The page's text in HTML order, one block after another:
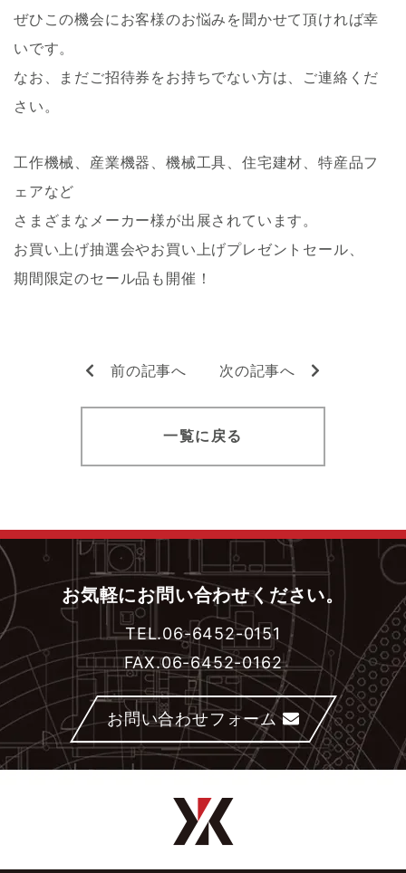
ぜひこの機会にお客様のお悩みを聞かせて頂ければ幸
いです。
なお、まだご招待券をお持ちでない方は、ご連絡くだ
さい。
工作機械、産業機器、機械工具、住宅建材、特産品フ
ェアなど
さまざまなメーカー様が出展されています。
お買い上げ抽選会やお買い上げプレゼントセール、
期間限定のセール品も開催！
前の記事へ 次の記事へ
一覧に戻る
お気軽にお問い合わせください。
TEL.06-6452-0151
FAX.06-6452-0162
お問い合わせフォーム